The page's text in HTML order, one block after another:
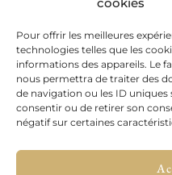
Pour offrir les meilleures
technologies telles que les
informations des appareils. Le
nous permettra de traiter des
de navigation ou les ID uniques
consentir ou de retirer son
négatif sur certaines